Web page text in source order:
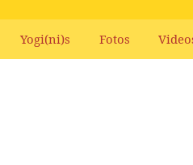
Yogi(ni)s Fotos